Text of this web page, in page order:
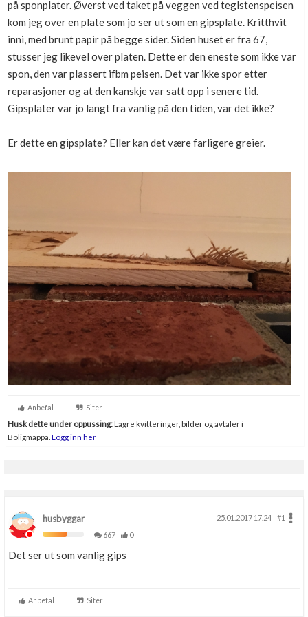
Boligmappa+
Få mer ut av Boligmappa
Nytt
på sponplater. Øverst ved taket på veggen ved teglstenspeisen
kom jeg over en plate som jo ser ut som en gipsplate. Kritthvit
inni, med brunt papir på begge sider. Siden huset er fra 67,
stusser jeg likevel over platen. Dette er den eneste som ikke var
spon, den var plassert ifbm peisen. Det var ikke spor etter
reparasjoner og at den kanskje var satt opp i senere tid.
Gipsplater var jo langt fra vanlig på den tiden, var det ikke?
Er dette en gipsplate? Eller kan det være farligere greier.
Anbefal Siter
Husk dette under oppussing:Lagre kvitteringer, bilder og avtaler i
Boligmappa. Logg inn her
husbyggar 25.01.2017 17.24
#1
667
0
Det ser ut som vanlig gips
Anbefal Siter